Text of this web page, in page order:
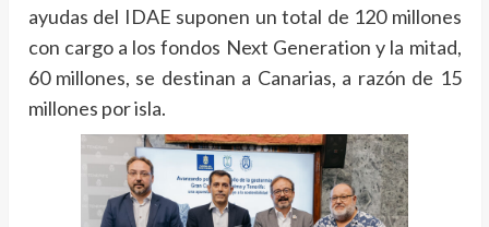
ayudas del IDAE suponen un total de 120 millones
con cargo a los fondos Next Generation y la mitad,
60 millones, se destinan a Canarias, a razón de 15
millones por isla.